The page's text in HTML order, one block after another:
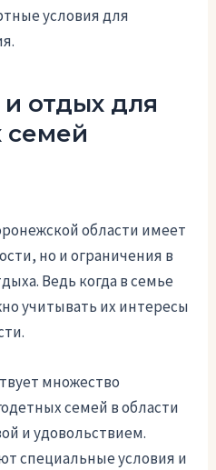
условия для
отдых для
семей
области имеет
но и ограничения в
Ведь когда в семье
учитывать их интересы
множество
семей в области
и удовольствием.
специальные условия и